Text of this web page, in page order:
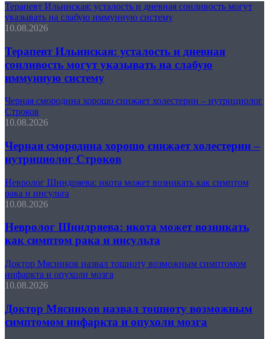
Терапевт Ильинская: усталость и дневная сонливость могут
указывать на слабую иммунную систему
10.08.2026
Терапевт Ильинская: усталость и дневная
сонливость могут указывать на слабую
иммунную систему
Черная смородина хорошо снижает холестерин – нутрициолог
Строков
10.08.2026
Черная смородина хорошо снижает холестерин –
нутрициолог Строков
Невролог Шиндряева: икота может возникать как симптом
рака и инсульта
10.08.2026
Невролог Шиндряева: икота может возникать
как симптом рака и инсульта
Доктор Мясников назвал тошноту возможным симптомом
инфаркта и опухоли мозга
10.08.2026
Доктор Мясников назвал тошноту возможным
симптомом инфаркта и опухоли мозга